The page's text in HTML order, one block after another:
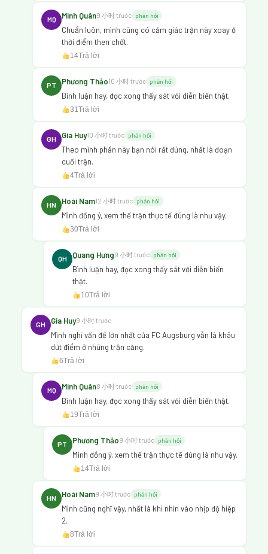
MQ Minh Quân9 小时 trước phản hồi
Chuẩn luôn, mình cũng có cảm giác trận này xoay ở
thời điểm then chốt.
14Trả lời
PT Phương Thảo10 小时 trước phản hồi
Bình luận hay, đọc xong thấy sát với diễn biến thật.
31 Trả lời
GH Gia Huy10 小时 trước phản hồi
Theo mình phần này bạn nói rất đúng, nhất là đoạn
cuối trận.
4Trả lời
HN Hoài Nam12 小时 trước phản hồi
Mình đồng ý, xem thế trận thực tế đúng là như vậy.
30Trả lời
QH Quang Hưng9 小时 trước phản hồi
Bình luận hay, đọc xong thấy sát với diễn biến
thật.
10Trả lời
GH Gia Huy9 小时 trước
Mình nghĩ vấn đề lớn nhất của FC Augsburg vẫn là khâu
dứt điểm ở những trận căng.
6Trả lời
MQ Minh Quân8 小时 trước phản hồi
Bình luận hay, đọc xong thấy sát với diễn biến thật.
19Trả lời
PT Phương Thảo9 小时 trước phản hồi
Mình đồng ý, xem thế trận thực tế đúng là như vậy.
14Trả lời
HN Hoài Nam9 小时 trước phản hồi
Mình cũng nghĩ vậy, nhất là khi nhìn vào nhịp độ hiệp
2.
8Trả lời